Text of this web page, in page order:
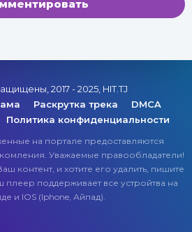
2017 - 2025, HIT.TJ
Раскрутка трека
DMCA
Политика конфиденциальности
на портале предоставляются
Уважаемые правообладатели!
контент, и хотите его удалить, пишите
плеер поддерживает все устройтва на
и IOS (Iphone, Айпад).